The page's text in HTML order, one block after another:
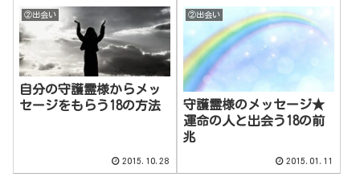
②出会い
自分の守護霊様からメッ
セージをもらう18の方法
2015.10.28
②出会い
守護霊様のメッセージ★
運命の人と出会う18の前
兆
2015.01.11